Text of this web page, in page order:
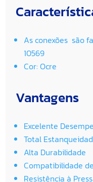
As conexões são
10569
Cor: Ocre
Vantagens
Excelente
Total
Alta Durabilidade
Compatibilidade
Resistência à